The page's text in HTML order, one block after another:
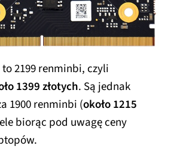
2199 renminbi, czyli
1399 złotych. Są jednak
1900 renminbi (około 1215
biorąc pod uwagę ceny